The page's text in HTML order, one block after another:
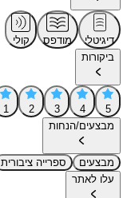
דיגיטלי מודפס
קולי
ביקורות
5
4
3
2
1
מבצעים/הנחות
מבצעים
ספרייה ציבורית
עלו לאתר